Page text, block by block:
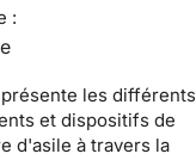
:
les différents
et dispositifs de
d'asile à travers la